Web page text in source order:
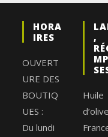
HORA
IRES
OUVERT
URE DES
BOUTIQ
UES :
Du lundi
,
Huile